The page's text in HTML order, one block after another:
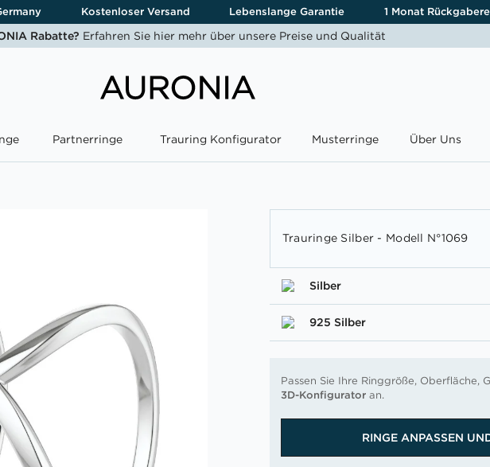
Kostenloser Versand Lebenslange Garantie 1 Monat
Rabatte? Erfahren Sie hier mehr über unsere Preise und Qualität
Partnerringe Trauring Konfigurator Musterringe Über Uns
Trauringe Silber - Modell N°1069
Silber
925 Silber
Passen Sie Ihre Ringgröße, Oberfläche,
3D-Konfigurator an.
RINGE ANPASSEN